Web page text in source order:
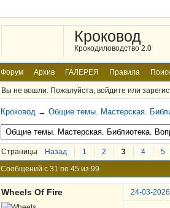
Кроковод
Крокодиловодство 2.0
Форум Архив ГАЛЕРЕЯ Правила
Вы не вошли. Пожалуйста, войдите или
Кроковод →Общие темы. Мастерская.
Страницы Назад 1 2 3 4 5
Сообщений с 31 по 45 из 99
Wheels Of Fire 24-03-